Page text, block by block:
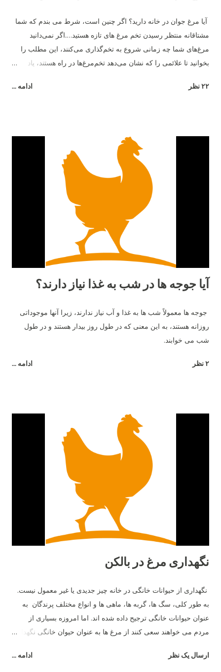
آیا مرغ جوان در خانه دارید؟ اگر چنین است، شرط می بندم که شما
مشتاقانه منتظر رسیدن تخم مرغ های تازه هستید….اگر نمی‌دانید
مرغ‌های شما چه زمانی شروع به تخم‌گذاری می‌کنند، این مطلب را
بخوانید تا علائمی را که نشان می‌دهد تخم‌مرغ‌ها در راه هستند، یاد
می‌کنند، چگونگی نقش نژاد و چند نشانه مبنی بر اینکه تخم‌ها در راه
ها معمولا از چه سنی شروع به تخم گذاری می کنند؟ به طور متوسط ​​
مرغ های جوان در حدود 6 ماهگی شروع به تخم گذاری می کنند یا به
هفتگی شروع به تخم گذاری کنند، در حالی که برخی دیگر ممکن است
28 تا 32 هفته (نزدیک به 8 ماهگی) طول بدهند! در طول سال‌ها، ما
بطور تجربی متوجه شدیم که حدود 20 تا 22 هفتگی رایج‌ترین سن
برای شروع تخم‌گذاری مرغ‌های ما بود. نژاد مرغ و تخم گذاری علاوه بر
۲۲ نظر ادامه ...
آیا جوجه ها در شب به غذا نیاز دارند؟
جوجه ها معمولاً شب ها به غذا و آب نیاز ندارند، زیرا آنها موجوداتی
روزانه هستند، به این معنی که در طول روز بیدار هستند و در طول
شب می خوابند.
۲ نظر ادامه ...
نگهداری مرغ در بالکن
نگهداری از حیوانات خانگی در خانه چیز جدیدی یا غیر معمول نیست.
به طور کلی، سگ ها، گربه ها، ماهی ها و انواع مختلف پرندگان به
عنوان حیوانات خانگی ترجیح داده شده اند. اما امروزه بسیاری از
مردم می خواهند سعی کنند از مرغ ها به عنوان حیوان خانگی نگهداری
بسیار جالب است که ببینید مردم در پشت بام ها، بالکن ها یا حتی
ارسال یک نظر ادامه ...